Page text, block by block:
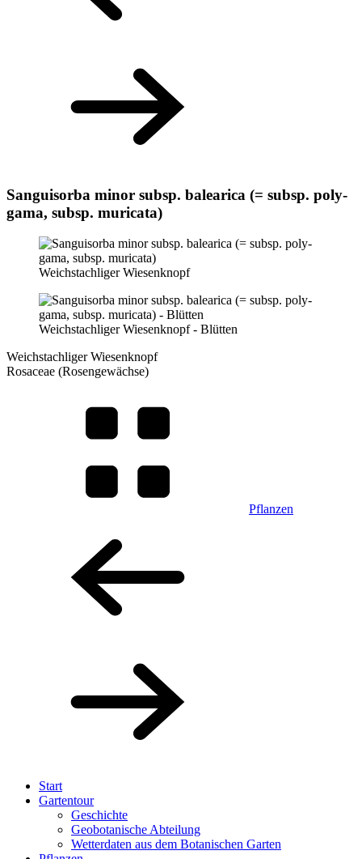
Sanguisorba minor subsp. balearica (= subsp. poly-
gama, subsp. muricata)
Weichstachliger Wiesenknopf
Weichstachliger Wiesenknopf - Blütten
Weichstachliger Wiesenknopf
Rosaceae (Rosengewächse)
Pflanzen
Start
Gartentour
Geschichte
Geobotanische Abteilung
Wetterdaten aus dem Botanischen Garten